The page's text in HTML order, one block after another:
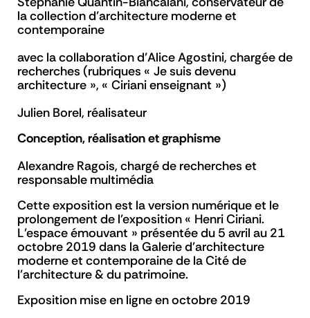
la collection d’architecture moderne et
contemporaine
avec la collaboration d’Alice Agostini, chargée de
recherches (rubriques « Je suis devenu
architecture », « Ciriani enseignant »)
Julien Borel, réalisateur
Conception, réalisation et graphisme
Alexandre Ragois, chargé de recherches et
responsable multimédia
Cette exposition est la version numérique et le
prolongement de l'exposition « Henri Ciriani.
L'espace émouvant » présentée du 5 avril au 21
octobre 2019 dans la Galerie d'architecture
moderne et contemporaine de la Cité de
l'architecture & du patrimoine.
Exposition mise en ligne en octobre 2019